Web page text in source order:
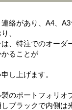
絡があり、A4、
、
、特注でのオーダ
ることが
し上げます。
のポートフォリオ
ブラックで内側は